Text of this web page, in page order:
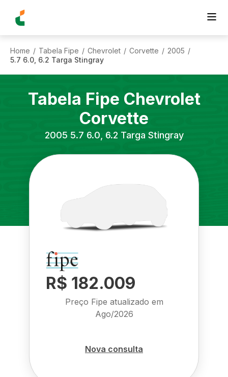
Home / Tabela Fipe / Chevrolet / Corvette / 2005 /
5.7 6.0, 6.2 Targa Stingray
Tabela Fipe Chevrolet
Corvette
2005 5.7 6.0, 6.2 Targa Stingray
R$ 182.009
Preço Fipe atualizado em
Ago/2026
Nova consulta